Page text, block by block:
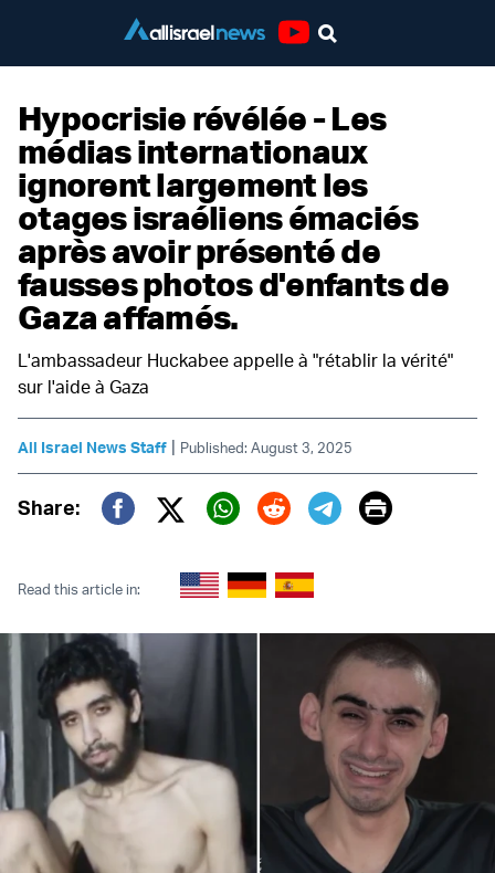
Hypocrisie révélée - Les
médias internationaux
ignorent largement les
otages israéliens émaciés
après avoir présenté de
fausses photos d'enfants de
Gaza affamés.
L'ambassadeur Huckabee appelle à "rétablir la vérité"
sur l'aide à Gaza
All Israel News Staff | Published: August 3, 2025
Share:
Twitter (X)
Print
Read this article in: